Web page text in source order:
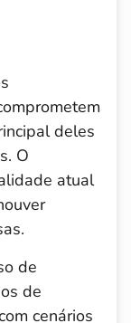
deles
O
atual
de
de
cenários